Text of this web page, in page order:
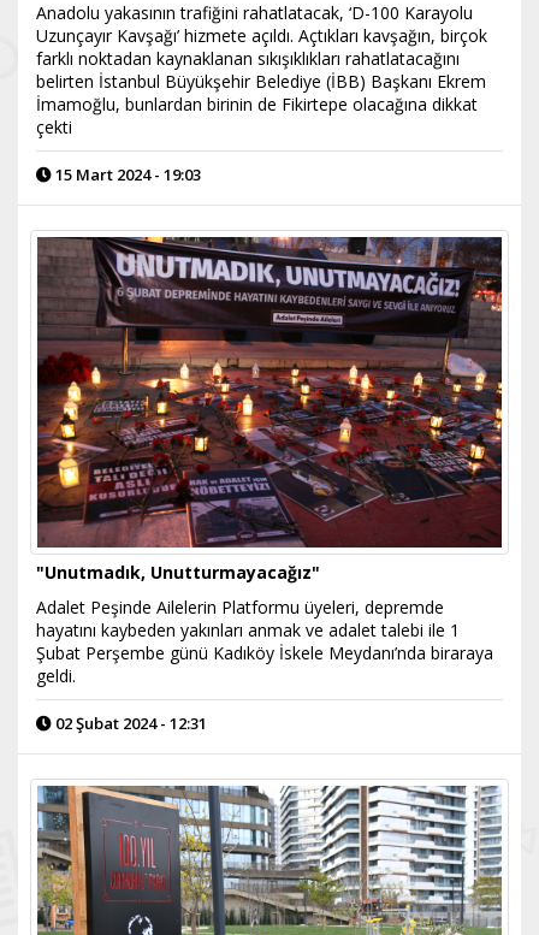
Anadolu yakasının trafiğini rahatlatacak, ‘D-100 Karayolu
Uzunçayır Kavşağı’ hizmete açıldı. Açtıkları kavşağın, birçok
farklı noktadan kaynaklanan sıkışıklıkları rahatlatacağını
belirten İstanbul Büyükşehir Belediye (İBB) Başkanı Ekrem
İmamoğlu, bunlardan birinin de Fikirtepe olacağına dikkat
çekti
15 Mart 2024 - 19:03
"Unutmadık, Unutturmayacağız"
Adalet Peşinde Ailelerin Platformu üyeleri, depremde
hayatını kaybeden yakınları anmak ve adalet talebi ile 1
Şubat Perşembe günü Kadıköy İskele Meydanı’nda biraraya
geldi.
02 Şubat 2024 - 12:31